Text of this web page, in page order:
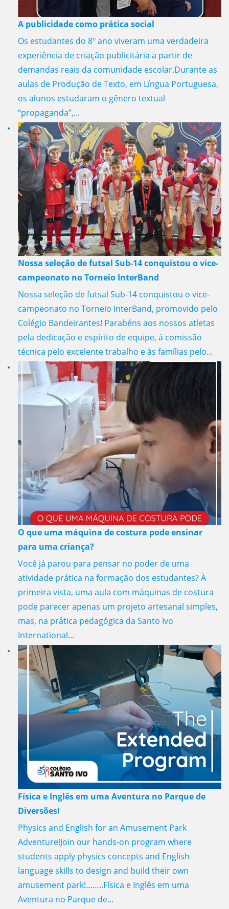
A publicidade como prática social
Os estudantes do 8º ano viveram uma verdadeira
experiência de criação publicitária a partir de
demandas reais da comunidade escolar.Durante as
aulas de Produção de Texto, em Língua Portuguesa,
os alunos estudaram o gênero textual
“propaganda”,...
Nossa seleção de futsal Sub-14 conquistou o vice-
campeonato no Torneio InterBand
Nossa seleção de futsal Sub-14 conquistou o vice-
campeonato no Torneio InterBand, promovido pelo
Colégio Bandeirantes! Parabéns aos nossos atletas
pela dedicação e espírito de equipe, à comissão
técnica pelo excelente trabalho e às famílias pelo...
O que uma máquina de costura pode ensinar
para uma criança?
Você já parou para pensar no poder de uma
atividade prática na formação dos estudantes? À
primeira vista, uma aula com máquinas de costura
pode parecer apenas um projeto artesanal simples,
mas, na prática pedagógica da Santo Ivo
International...
Física e Inglês em uma Aventura no Parque de
Diversões!
Physics and English for an Amusement Park
Adventure!Join our hands-on program where
students apply physics concepts and English
language skills to design and build their own
amusement park!……..Física e Inglês em uma
Aventura no Parque de...